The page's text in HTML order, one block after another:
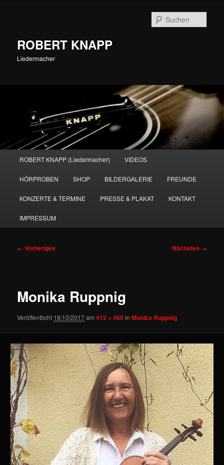
ROBERT KNAPP
Liedermacher
ROBERT KNAPP (Liedermacher) VIDEOS
HÖRPROBEN SHOP BILDERGALERIE FREUNDE
KONZERTE & TERMINE PRESSE & PLAKAT KONTAKT
IMPRESSUM
Bilder-
← Vorheriges Nächstes →
Monika Ruppnig
Veröffentlicht 18/10/2017am412 × 460inMonika Ruppnig